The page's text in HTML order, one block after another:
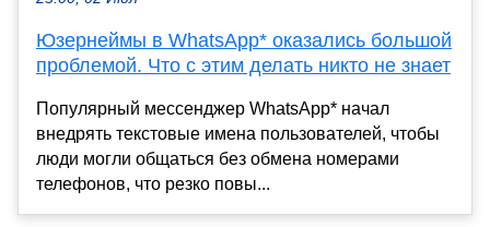
Юзернеймы в WhatsApp* оказались большой
проблемой. Что с этим делать никто не знает
Популярный мессенджер WhatsApp* начал
внедрять текстовые имена пользователей, чтобы
люди могли общаться без обмена номерами
телефонов, что резко повы...